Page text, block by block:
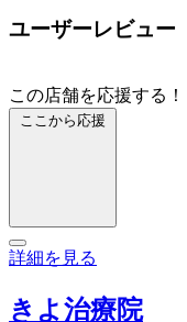
ユーザーレビュー
この店舗を応援する！
ここから応援
詳細を見る
きよ治療院